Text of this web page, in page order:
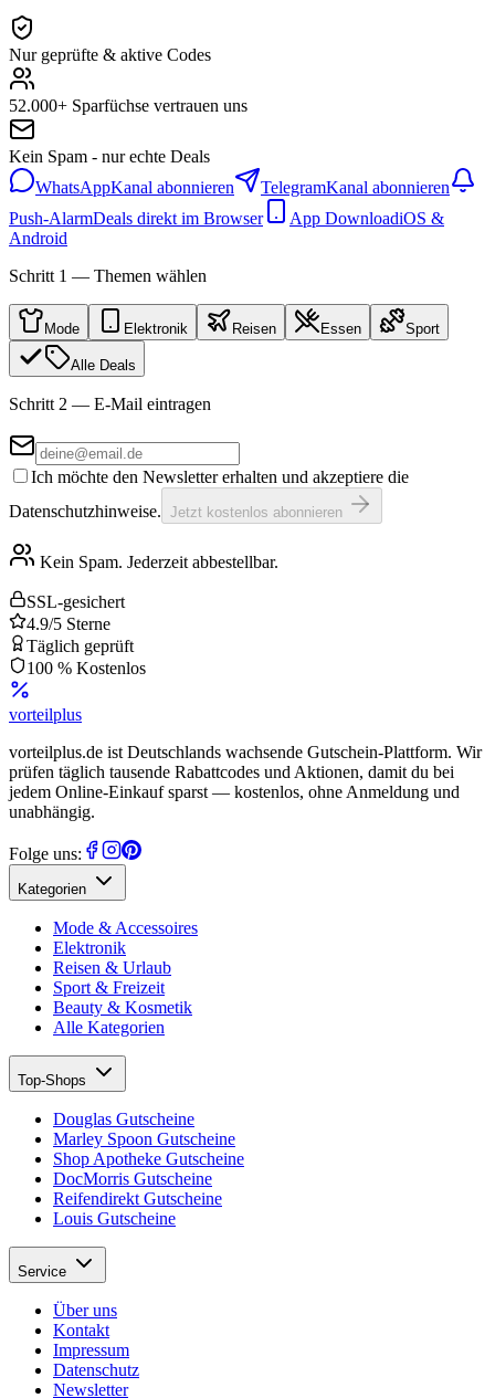
Nur geprüfte & aktive Codes
52.000+ Sparfüchse vertrauen uns
Kein Spam - nur echte Deals
WhatsAppKanal abonnieren TelegramKanal abonnieren
Push-AlarmDeals direkt im Browser App DownloadiOS &
Android
Schritt 1 — Themen wählen
Mode Elektronik Reisen Essen Sport
Alle Deals
Schritt 2 — E-Mail eintragen
Ich möchte den Newsletter erhalten und akzeptiere die
Datenschutzhinweise. Jetzt kostenlos abonnieren
Kein Spam. Jederzeit abbestellbar.
SSL-gesichert
4.9/5 Sterne
Täglich geprüft
100 % Kostenlos
vorteilplus
vorteilplus.de ist Deutschlands wachsende Gutschein-Plattform. Wir
prüfen täglich tausende Rabattcodes und Aktionen, damit du bei
jedem Online-Einkauf sparst — kostenlos, ohne Anmeldung und
unabhängig.
Folge uns:
Kategorien
Mode & Accessoires
Elektronik
Reisen & Urlaub
Sport & Freizeit
Beauty & Kosmetik
Alle Kategorien
Top-Shops
Douglas Gutscheine
Marley Spoon Gutscheine
Shop Apotheke Gutscheine
DocMorris Gutscheine
Reifendirekt Gutscheine
Louis Gutscheine
Service
Über uns
Kontakt
Impressum
Datenschutz
Newsletter